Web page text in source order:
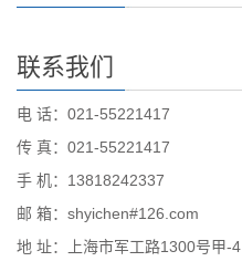
联系我们
电 话：021-55221417
传 真：021-55221417
手 机：13818242337
邮 箱：shyichen#126.com
地 址：上海市军工路1300号甲-4